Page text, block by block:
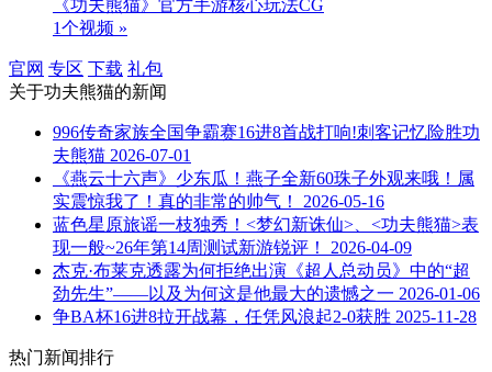
《功夫熊猫》官方手游核心玩法CG
1个视频 »
官网 专区 下载 礼包
关于功夫熊猫的新闻
996传奇家族全国争霸赛16进8首战打响!刺客记忆险胜功
夫熊猫 2026-07-01
《燕云十六声》少东瓜！燕子全新60珠子外观来哦！属
实震惊我了！真的非常的帅气！
2026-05-16
蓝色星原旅谣一枝独秀！<梦幻新诛仙>、<功夫熊猫>表
现一般~26年第14周测试新游锐评！
2026-04-09
杰克·布莱克透露为何拒绝出演《超人总动员》中的“超
劲先生”——以及为何这是他最大的遗憾之一 2026-01-06
争BA杯16进8拉开战幕，任凭风浪起2-0获胜 2025-11-28
热门新闻排行